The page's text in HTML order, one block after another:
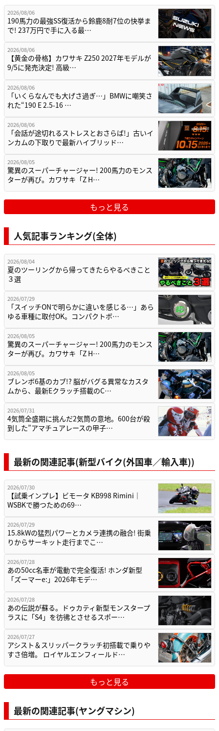
2026/08/06
190馬力の最強SS復活から鈴鹿8耐7位の快挙ま
で! 237万円で手に入る最…
2026/08/06
【黄金の骨格】カワサキ Z250 2027年モデルが
9/5に発売決定! 高級…
2026/08/06
「いくらなんでも大げさ過ぎ…」BMWに嘲笑さ
れた“190 E 2.5-16 …
2026/08/06
「会話が途切れるストレスとおさらば!」古いイ
ンカムの下取りで最新ハイブリッド…
2026/08/05
驚異のスーパーチャージャー! 200馬力のモンス
ターが再び。カワサキ「Z H…
もっと見る
人気記事ランキング(全体)
2026/08/04
夏のツーリングから帰ってきたらやるべきこと
３選
2026/07/29
「スイッチONで明らかに違いを感じる…」あら
ゆる車種に取付OK。コンパクトボ…
2026/08/05
驚異のスーパーチャージャー! 200馬力のモンス
ターが再び。カワサキ「Z H…
2026/08/05
ブレンボ6基のカブ!? 脳がバグる異常なカスタ
ムから、最新Eクラッチ搭載のC…
2026/07/31
4気筒全盛期に挑んだ2気筒の意地。600台が殺
到した”アマチュアレースの甲子…
最新の関連記事(新型バイク(外国車／輸入車))
2026/07/30
【試乗インプレ】ビモータ KB998 Rimini｜
WSBKで勝つための69…
2026/07/29
15.8kWの猛烈パワーとカメラ連携の融合! 街乗
りからサーキット走行までこ…
2026/07/28
あの50cc名車が電動で完全復活! ホンダ新型
「ズーマーe:」2026年モデ…
2026/07/28
あの伝説が蘇る。ドゥカティ新型モンスタープ
ラスに「S4」を彷彿とさせるスポー…
2026/07/27
アシスト＆スリッパークラッチ初搭載で乗りや
すさ倍増。 ロイヤルエンフィールド…
もっと見る
最新の関連記事(ヤングマシン)